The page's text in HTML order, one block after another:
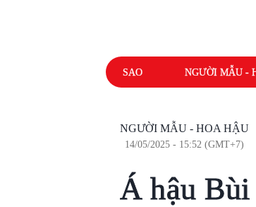
SAO NGƯỜI MẪU -
NGƯỜI MẪU - HOA HẬU
14/05/2025 - 15:52 (GMT+7)
Á hậu